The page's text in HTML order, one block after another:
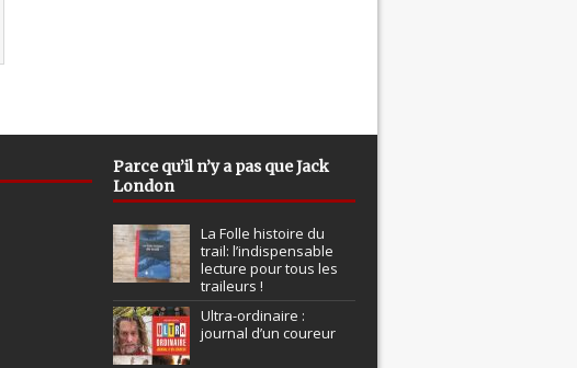
Parce qu’il n’y a pas que Jack
London
La Folle histoire du
trail: l’indispensable
lecture pour tous les
traileurs !
Ultra-ordinaire :
journal d’un coureur